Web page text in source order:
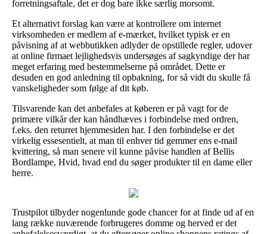
forretningsaftale, det er dog bare ikke særlig morsomt.
Et alternativt forslag kan være at kontrollere om internet
virksomheden er medlem af e-mærket, hvilket typisk er en
påvisning af at webbutikken adlyder de opstillede regler, udover
at online firmaet lejlighedsvis undersøges af sagkyndige der har
meget erfaring med bestemmelserne på området. Dette er
desuden en god anledning til opbakning, for så vidt du skulle få
vanskeligheder som følge af dit køb.
Tilsvarende kan det anbefales at køberen er på vagt for de
primære vilkår der kan håndhæves i forbindelse med ordren,
f.eks. den returret hjemmesiden har. I den forbindelse er det
virkelig essesentielt, at man til enhver tid gemmer ens e-mail
kvittering, så man senere vil kunne påvise handlen af Bellis
Bordlampe, Hvid, hvad end du søger produkter til en dame eller
herre.
Trustpilot tilbyder nogenlunde gode chancer for at finde ud af en
lang række nuværende forbrugeres domme og herved er det